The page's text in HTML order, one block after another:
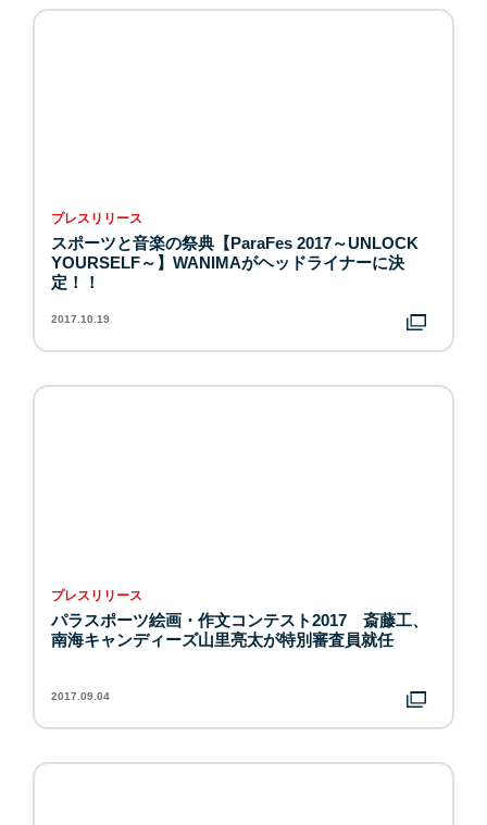
プレスリリース
スポーツと音楽の祭典【ParaFes 2017～UNLOCK
YOURSELF～】WANIMAがヘッドライナーに決
定！！
2017.10.19
プレスリリース
パラスポーツ絵画・作文コンテスト2017 斎藤工、
南海キャンディーズ山里亮太が特別審査員就任
2017.09.04